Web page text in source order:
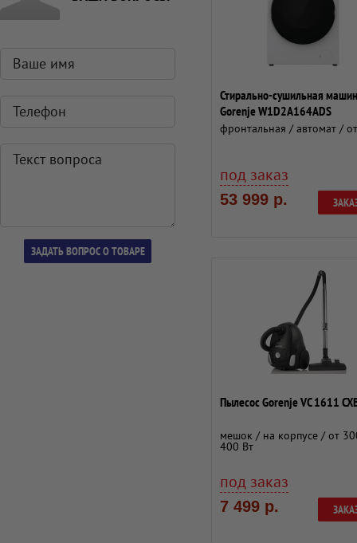
Стирально-сушильная
Gorenje W1D2A164ADS
фронтальная / автомат /
под заказ
53 999 р.
Пылесос Gorenje VC 1611
мешок / на корпусе / от
400 Вт
под заказ
7 499 р.